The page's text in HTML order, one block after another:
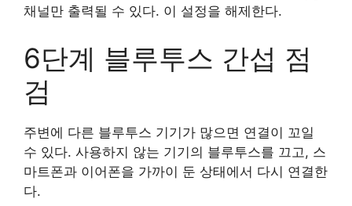
채널만 출력될 수 있다. 이 설정을 해제한다.
6단계 블루투스 간섭 점
검
주변에 다른 블루투스 기기가 많으면 연결이 꼬일
수 있다. 사용하지 않는 기기의 블루투스를 끄고, 스
마트폰과 이어폰을 가까이 둔 상태에서 다시 연결한
다.